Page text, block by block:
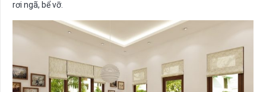
rơi ngã, bể vỡ.